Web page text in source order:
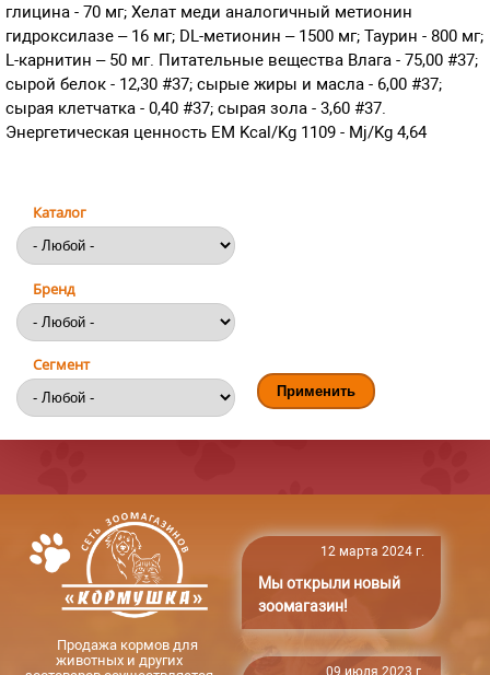
глицина - 70 мг; Хелат меди аналогичный метионин
гидроксилазе – 16 мг; DL-метионин – 1500 мг; Таурин - 800 мг;
L-карнитин – 50 мг. Питательные вещества Влага - 75,00 #37;
сырой белок - 12,30 #37; сырые жиры и масла - 6,00 #37;
сырая клетчатка - 0,40 #37; сырая зола - 3,60 #37.
Энергетическая ценность EM Kcal/Kg 1109 - Mj/Kg 4,64
Каталог
Бренд
Сегмент
Продажа кормов для
животных и других
12 марта 2024 г.
Мы открыли новый
зоомагазин!
09 июля 2023 г.